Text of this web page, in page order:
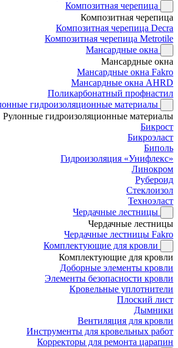
Композитная черепица
Композитная черепица
Композитная черепица Decra
Композитная черепица Metrotile
Мансардные окна
Мансардные окна
Мансардные окна Fakro
Мансардные окна AHRD
Поликарбонатный профнастил
гидроизоляционные материалы
Рулонные гидроизоляционные материалы
Бикрост
Бикроэласт
Биполь
Гидроизоляция «Унифлекс»
Линокром
Рубероид
Стеклоизол
Техноэласт
Чердачные лестницы
Чердачные лестницы
Чердачные лестницы Fakro
Комплектующие для кровли
Комплектующие для кровли
Доборные элементы кровли
Элементы безопасности кровли
Кровельные уплотнители
Плоский лист
Дымники
Вентиляция для кровли
Инструменты для кровельных работ
Корректоры для ремонта царапин